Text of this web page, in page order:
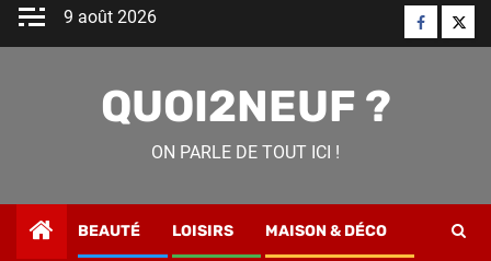
Skip
9 août 2026 Facebook
QUOI2NEUF ?
ON PARLE DE TOUT ICI !
BEAUTÉ LOISIRS MAISON & DÉCO